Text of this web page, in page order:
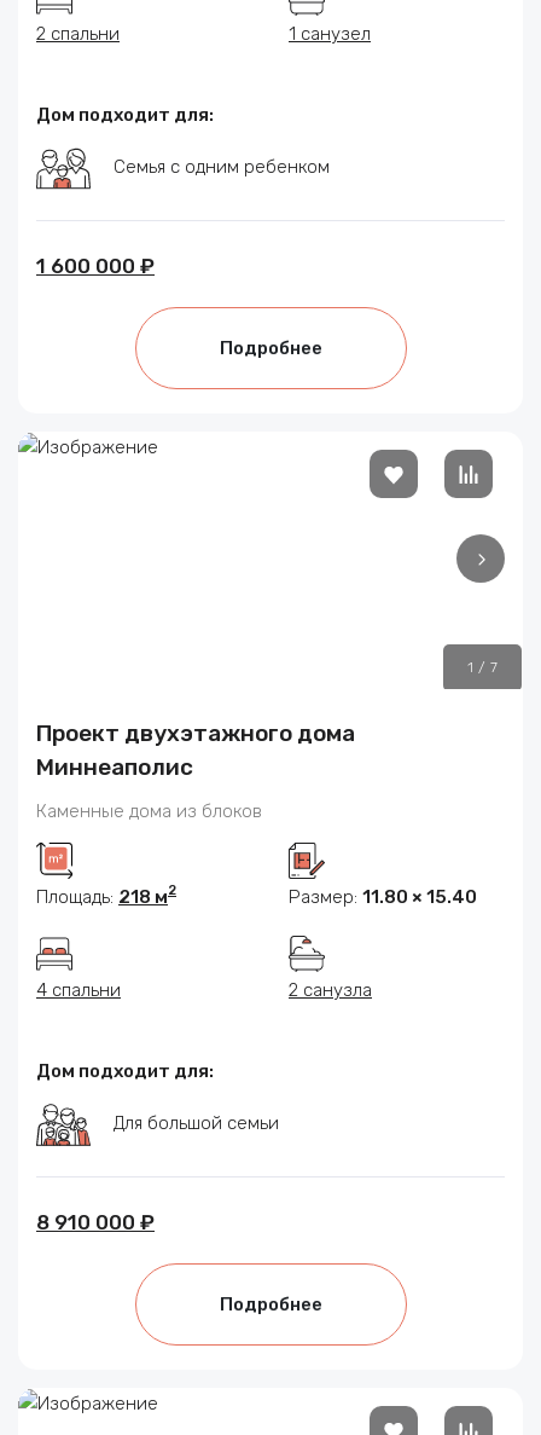
2 спальни 1 санузел
Дом подходит для:
Семья с одним ребенком
1 600 000 ₽
Подробнее
1 / 7
Проект двухэтажного дома
Миннеаполис
Каменные дома из блоков
Площадь: 218 м2 Размер: 11.80 × 15.40
4 спальни 2 санузла
Дом подходит для:
Для большой семьи
8 910 000 ₽
Подробнее